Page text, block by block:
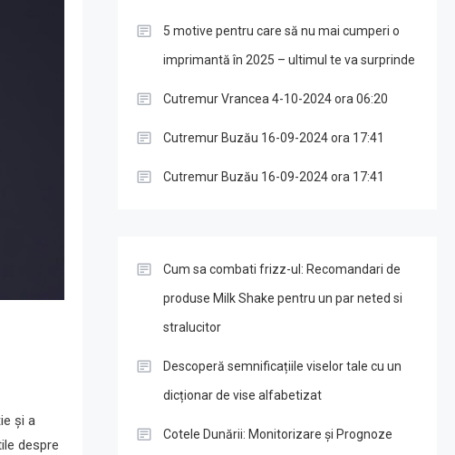
și a
despre
5 motive pentru care să nu mai cumperi o
imprimantă în 2025 – ultimul te va surprinde
Cutremur Vrancea 4-10-2024 ora 06:20
Cutremur Buzău 16-09-2024 ora 17:41
Cutremur Buzău 16-09-2024 ora 17:41
Cum sa combati frizz-ul: Recomandari de
produse Milk Shake pentru un par neted si
stralucitor
Descoperă semnificațiile viselor tale cu un
dicționar de vise alfabetizat
Cotele Dunării: Monitorizare și Prognoze